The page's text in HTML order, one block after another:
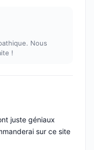
Nous
!
juste géniaux
sur ce site